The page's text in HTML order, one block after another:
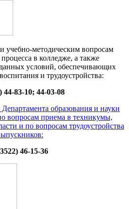
учебно-методическим вопросам
процесса в колледже, а также
условий, обеспечивающих
и трудоустройства:
44-83-10; 44-03-08
образования и науки
вопросам приема в техникумы,
и по вопросам трудоустройства
46-15-36